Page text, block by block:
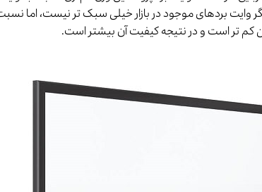
وایت بردهای موجود در بازار خیلی سبک تر نیست، اما
کم تر است و در نتیجه کیفیت آن بیشتر است.